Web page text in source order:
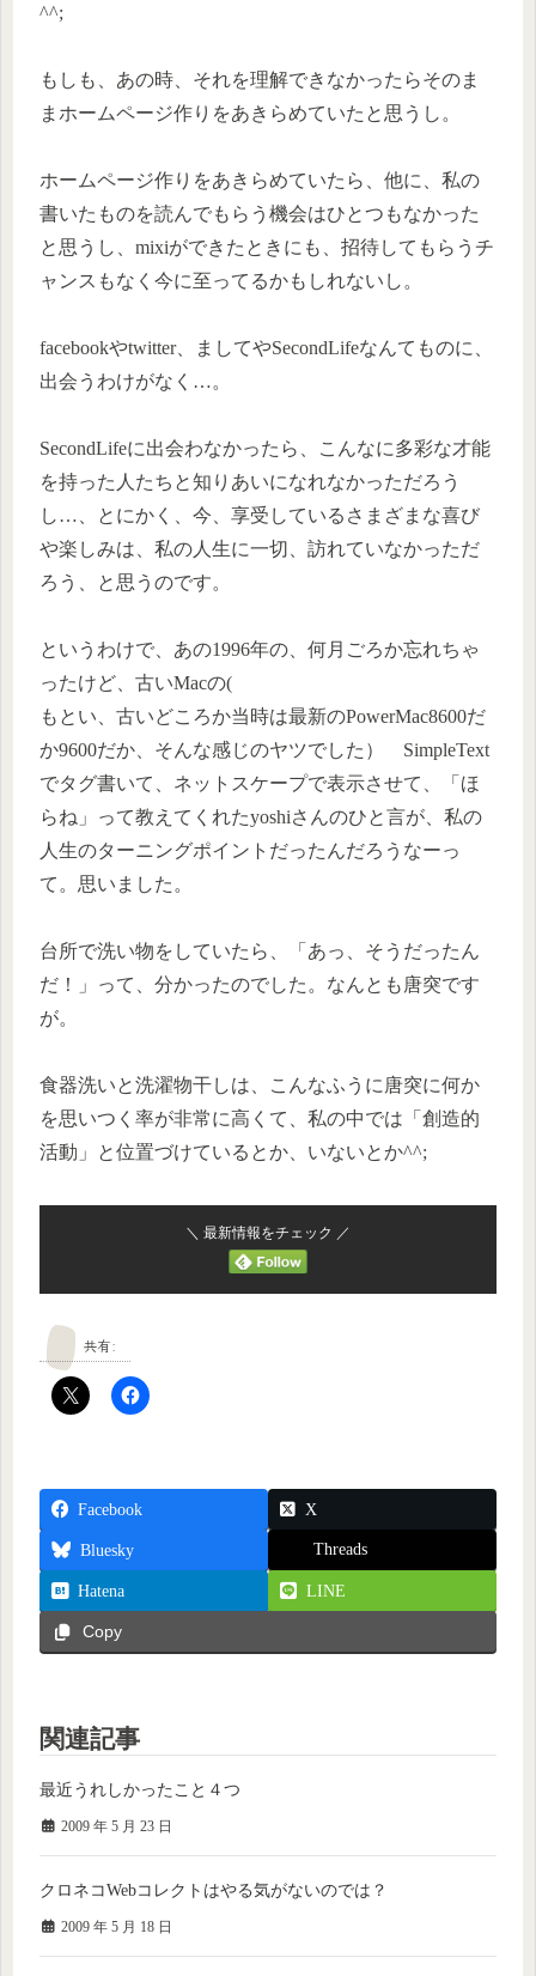
^^;
もしも、あの時、それを理解できなかったらそのま
まホームページ作りをあきらめていたと思うし。
ホームページ作りをあきらめていたら、他に、私の
書いたものを読んでもらう機会はひとつもなかった
と思うし、mixiができたときにも、招待してもらうチ
ャンスもなく今に至ってるかもしれないし。
facebookやtwitter、ましてやSecondLifeなんてものに、
出会うわけがなく…。
SecondLifeに出会わなかったら、こんなに多彩な才能
を持った人たちと知りあいになれなかっただろう
し…、とにかく、今、享受しているさまざまな喜び
や楽しみは、私の人生に一切、訪れていなかっただ
ろう、と思うのです。
というわけで、あの1996年の、何月ごろか忘れちゃ
ったけど、古いMacの(
もとい、古いどころか当時は最新のPowerMac8600だ
か9600だか、そんな感じのヤツでした） SimpleText
でタグ書いて、ネットスケープで表示させて、「ほ
らね」って教えてくれたyoshiさんのひと言が、私の
人生のターニングポイントだったんだろうなーっ
て。思いました。
台所で洗い物をしていたら、「あっ、そうだったん
だ！」って、分かったのでした。なんとも唐突です
が。
食器洗いと洗濯物干しは、こんなふうに唐突に何か
を思いつく率が非常に高くて、私の中では「創造的
活動」と位置づけているとか、いないとか^^;
＼ 最新情報をチェック ／
共有:
Facebook X
Bluesky Threads
Hatena LINE
Copy
関連記事
最近うれしかったこと４つ
2009 年 5 月 23 日
クロネコWebコレクトはやる気がないのでは？
2009 年 5 月 18 日